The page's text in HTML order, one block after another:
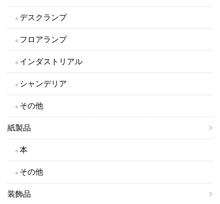
デスクランプ
フロアランプ
インダストリアル
シャンデリア
その他
紙製品
本
その他
装飾品